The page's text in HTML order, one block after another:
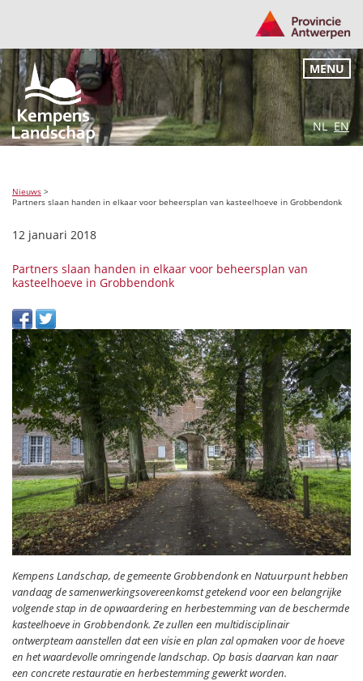
NL EN
MENU
Nieuws >
Partners slaan handen in elkaar voor beheersplan van kasteelhoeve in Grobbendonk
12 januari 2018
Partners slaan handen in elkaar voor beheersplan van
kasteelhoeve in Grobbendonk
Kempens Landschap, de gemeente Grobbendonk en Natuurpunt hebben
vandaag de samenwerkingsovereenkomst getekend voor een belangrijke
volgende stap in de opwaardering en herbestemming van de beschermde
kasteelhoeve in Grobbendonk. Ze zullen een multidisciplinair
ontwerpteam aanstellen dat een visie en plan zal opmaken voor de hoeve
en het waardevolle omringende landschap. Op basis daarvan kan naar
een concrete restauratie en herbestemming gewerkt worden.